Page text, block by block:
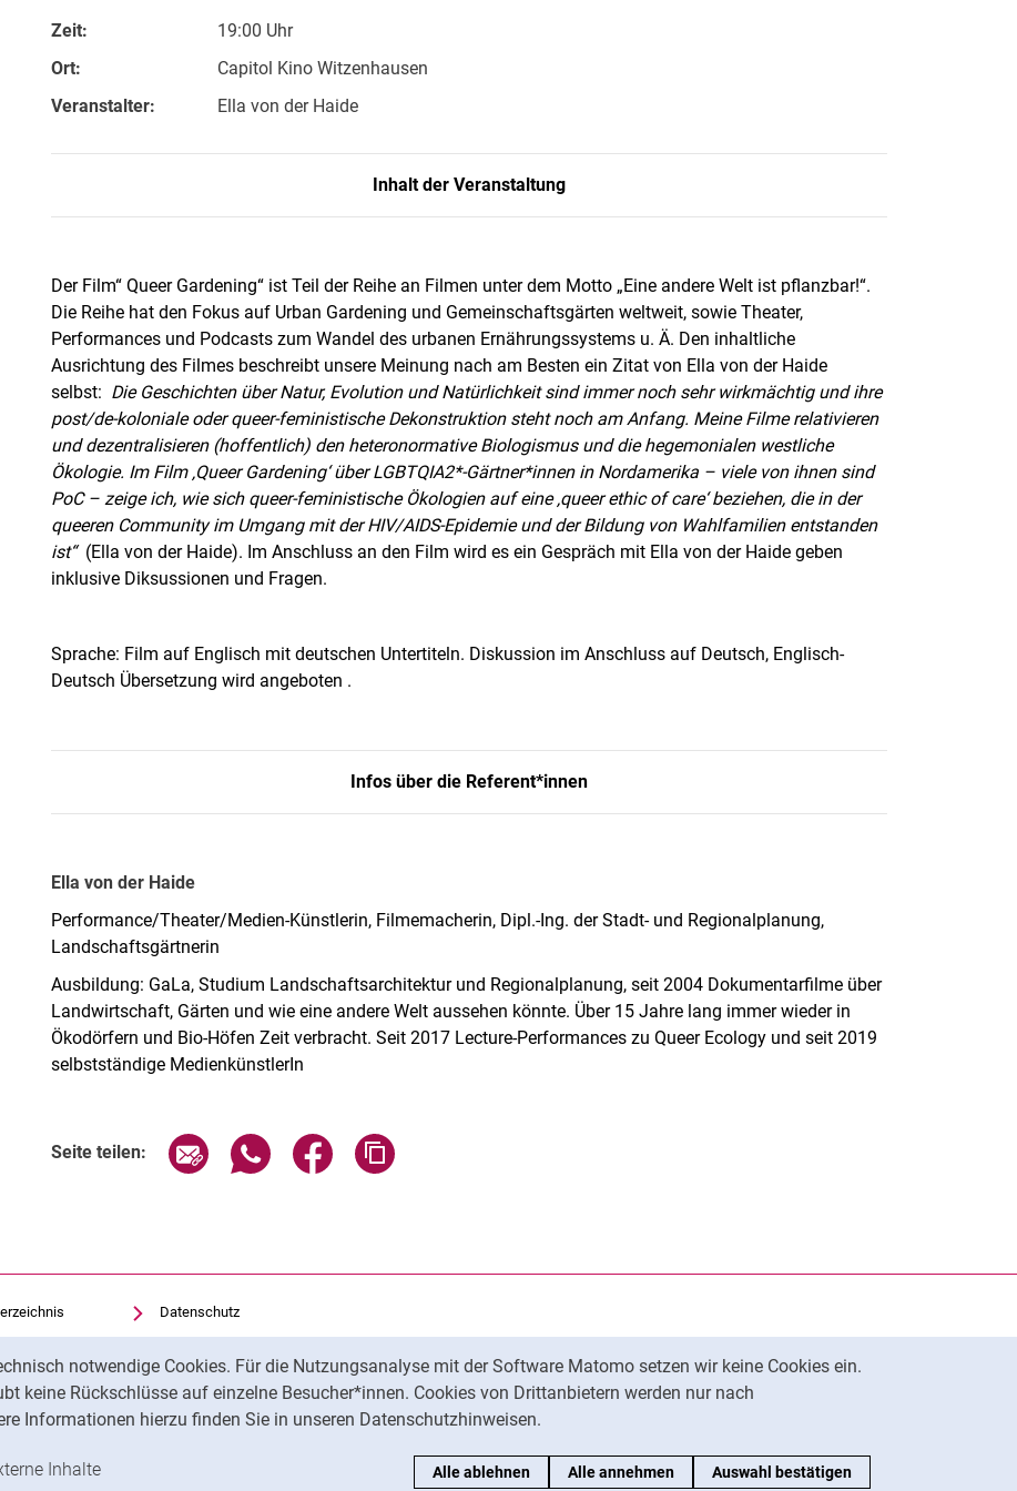
notwendige Cookies. Für die Nutzungsanalyse mit der Software Matomo setzen wir keine Cookies ein.
keine Rückschlüsse auf einzelne Besucher*innen. Cookies von Drittanbietern werden nur nach
Informationen hierzu finden Sie in unseren Datenschutzhinweisen.
Cookies akzeptieren
Inhalte Alle ablehnen Alle annehmen Auswahl bestätigen
Zeit:
19:00 Uhr
Ort:
Capitol Kino Witzenhausen
Veranstalter:
Ella von der Haide
Inhalt der Veranstaltung
Der Film“ Queer Gardening“ ist Teil der Reihe an Filmen unter dem Motto „Eine andere Welt ist pflanzbar!“.
Die Reihe hat den Fokus auf Urban Gardening und Gemeinschaftsgärten weltweit, sowie Theater,
Performances und Podcasts zum Wandel des urbanen Ernährungssystems u. Ä. Den inhaltliche
Ausrichtung des Filmes beschreibt unsere Meinung nach am Besten ein Zitat von Ella von der Haide
selbst: Die Geschichten über Natur, Evolution undNatürlichkeit sind immer noch sehr wirkmächtig und ihre
post/de-koloniale oder queer-feministische Dekonstruktion steht noch am Anfang. Meine Filme relativieren
unddezentralisieren (hoffentlich) den heteronormativeBiologismus und die hegemonialen westliche
Ökologie. Im Film ‚Queer Gardening‘ über LGBTQIA2*-Gärtner*innen in Nordamerika – viele von ihnen sind
PoC – zeige ich, wie sich queer-feministische Ökologien auf eine ‚queer ethic of care‘ beziehen, die in der
queeren Community im Umgang mit derHIV/AIDS-Epidemie und der Bildung von Wahlfamilien entstanden
ist“(Ella von der Haide). Im Anschluss an den Film wird es ein Gespräch mit Ella von der Haide geben
inklusive Diksussionen und Fragen.
Sprache: Film auf Englisch mit deutschen Untertiteln. Diskussion im Anschluss auf Deutsch, Englisch-
Deutsch Übersetzung wird angeboten .
Infos über die Referent*innen
Ella von der Haide
Performance/Theater/Medien-Künstlerin, Filmemacherin, Dipl.-Ing. der Stadt- und Regionalplanung,
Landschaftsgärtnerin
Ausbildung: GaLa, Studium Landschaftsarchitektur und Regionalplanung, seit 2004 Dokumentarfilme über
Landwirtschaft, Gärten und wie eine andere Welt aussehen könnte. Über 15 Jahre lang immer wieder in
Ökodörfern und Bio-Höfen Zeit verbracht. Seit 2017 Lecture-Performances zu Queer Ecology und seit 2019
selbstständige MedienkünstlerIn
Seite teilen: Seite über E-Mail teilen
Seite über WhatsApp teilen (externer Link, öffnet neues Fenster)
Seite über Facebook teilen (externer Link, öffnet neues Fenster)
Datenschutz
Barrierefreiheit
Transparenter KI-Einsatz
Impressum